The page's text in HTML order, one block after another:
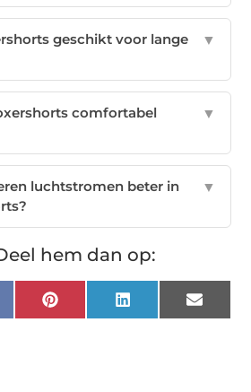
geschikt voor lange
▼
comfortabel
▼
luchtstromen beter in
▼
hem dan op:
Pinterest LinkedIn Email